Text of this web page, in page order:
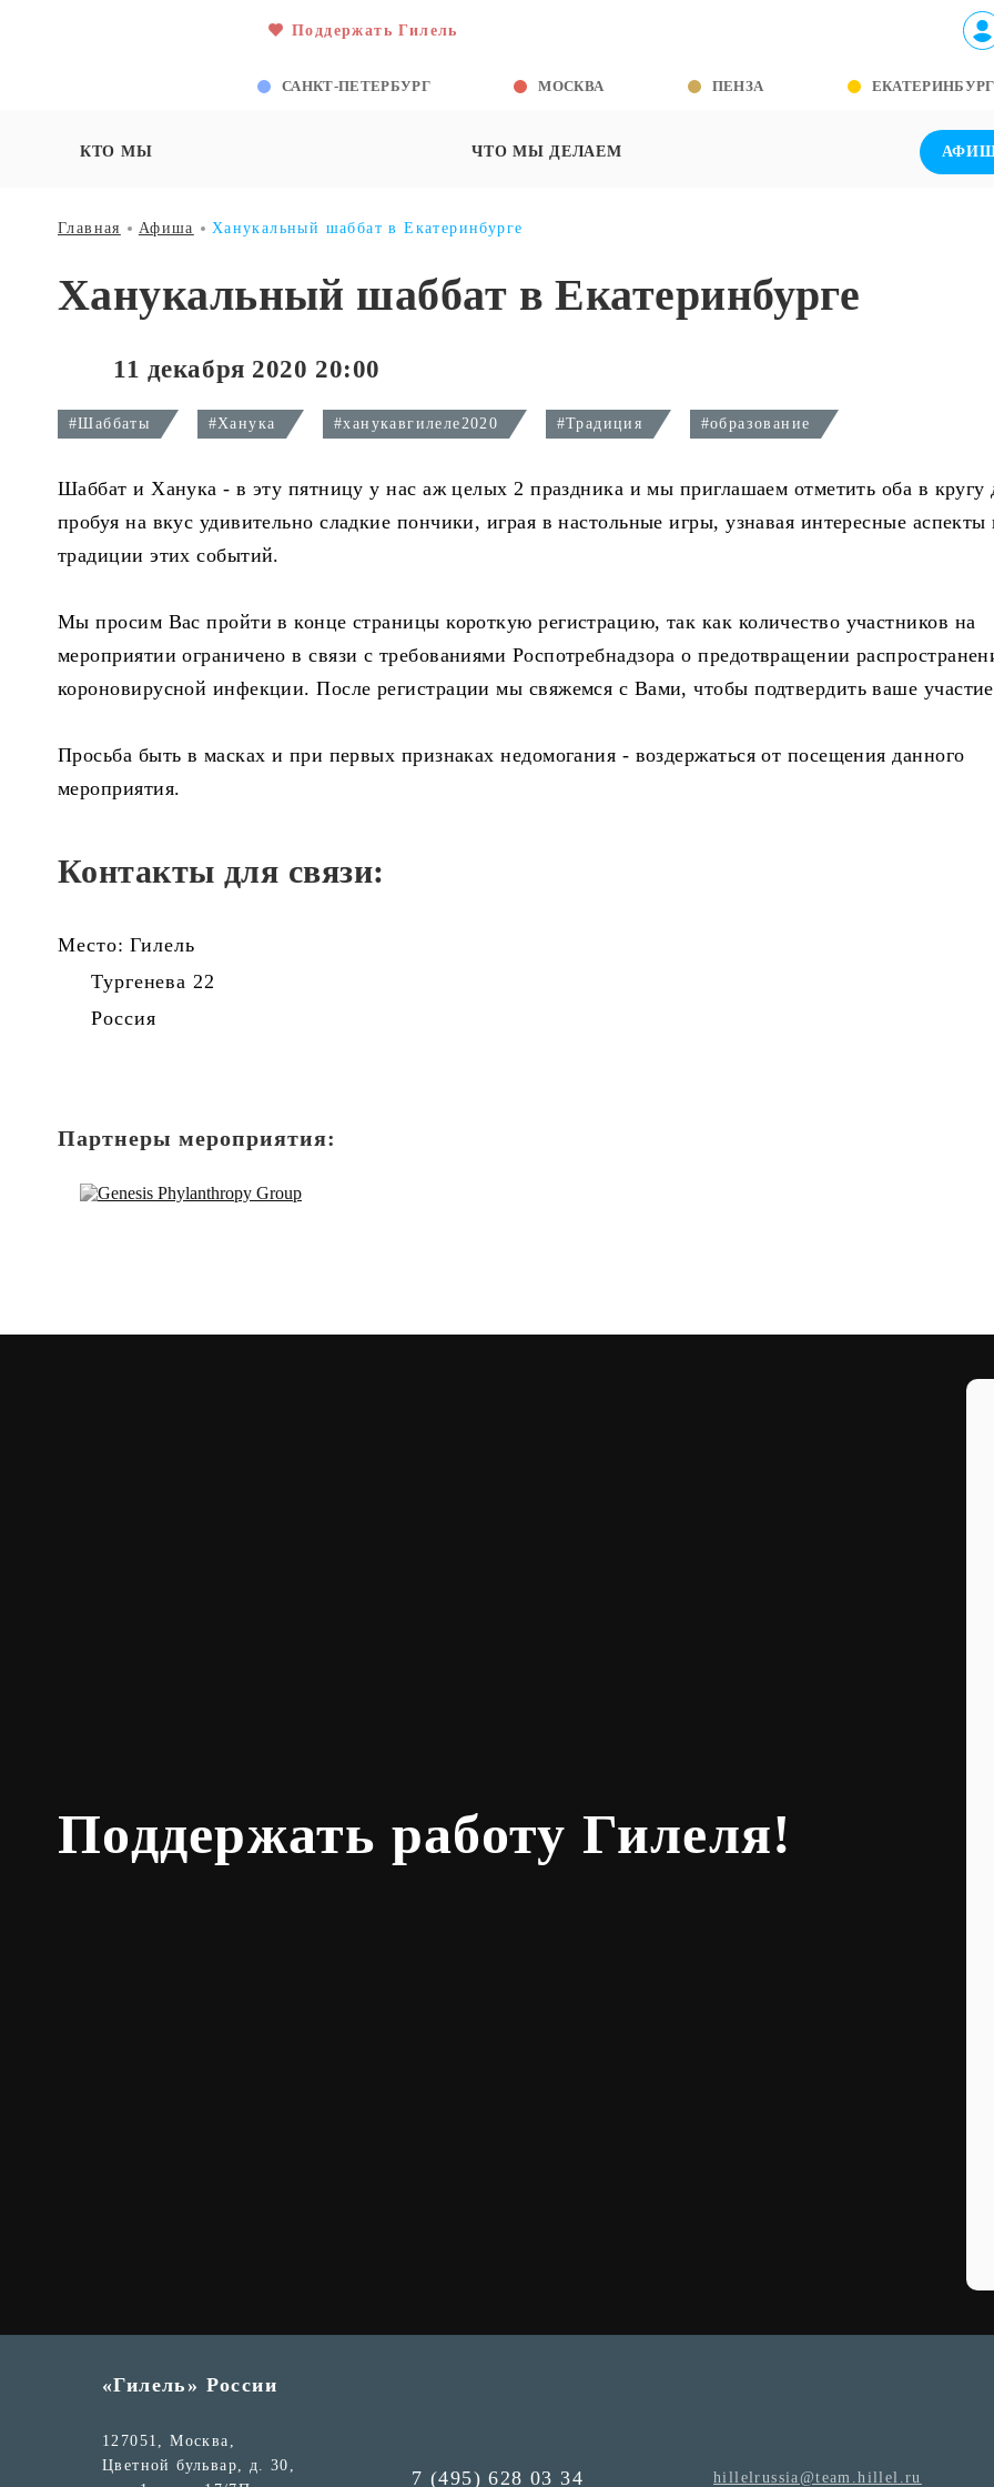
Поддержать Гилель
САНКТ-ПЕТЕРБУРГ МОСКВА ПЕНЗА ЕКАТЕРИНБУРГ
КТО МЫ ЧТО МЫ ДЕЛАЕМ
Главная Афиша Ханукальный шаббат в Екатеринбурге
Ханукальный шаббат в Екатеринбурге
11 декабря 2020 20:00
#Шаббаты #Ханука #ханукавгилеле2020 #Традиция #образование
Шаббат и Ханука - в эту пятницу у нас аж целых 2 праздника и мы приглашаем отметить оба в кругу
пробуя на вкус удивительно сладкие пончики, играя в настольные игры, узнавая интересные аспекты
традиции этих событий.
Мы просим Вас пройти в конце страницы короткую регистрацию, так как количество участников на
мероприятии ограничено в связи с требованиями Роспотребнадзора о предотвращении
короновирусной инфекции. После регистрации мы свяжемся с Вами, чтобы подтвердить ваше
Просьба быть в масках и при первых признаках недомогания - воздержаться от посещения данного
мероприятия.
Контакты для связи:
Место: Гилель
Тургенева 22
Россия
Партнеры мероприятия:
Поддержать работу Гилеля!
«Гилель» России
127051, Москва,
Цветной бульвар, д. 30,
7 (495) 628 03 34 hillelrussia@team.hillel.ru